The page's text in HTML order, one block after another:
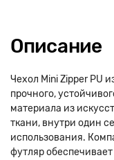
Описание
Чехол Mini Zipper PU
прочного,
материала из
ткани, внутри один
использования.
футляр